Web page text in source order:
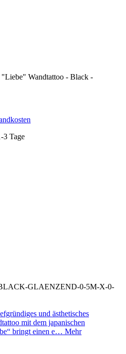
3 Tage
GLAENZEND-0-5M-X-0-
und ästhetisches
mit dem japanischen
bringt einen e… Mehr